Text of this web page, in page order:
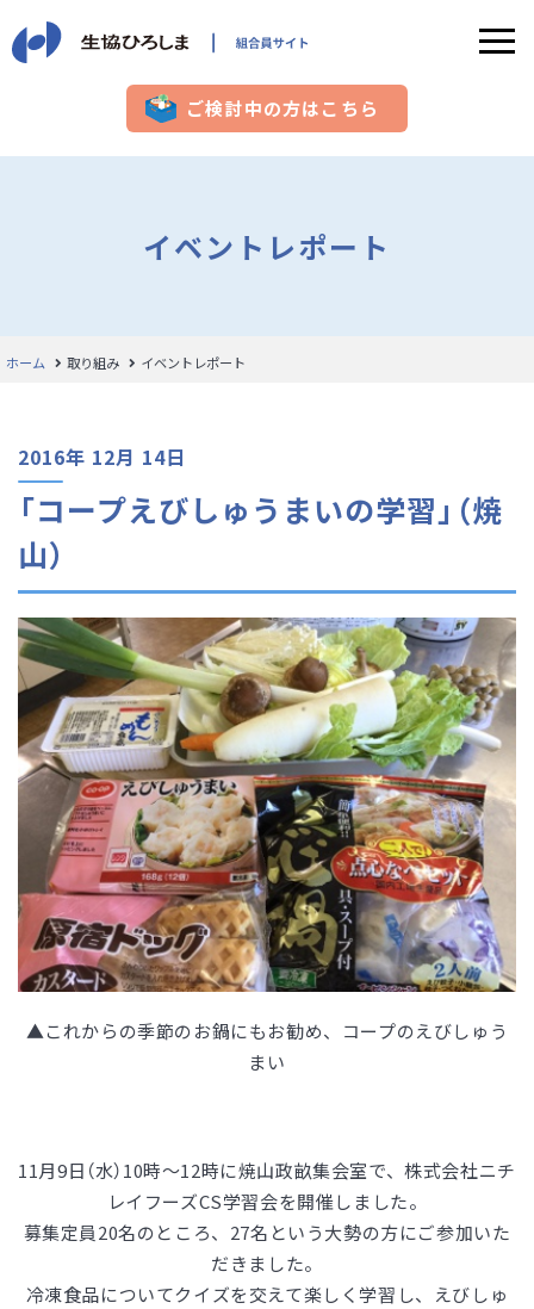
ご検討中の方はこちら
イベントレポート
ホーム 取り組み イベントレポート
2016年 12月 14日
「コープえびしゅうまいの学習」（焼
山）
▲これからの季節のお鍋にもお勧め、コープのえびしゅう
まい
11月9日（水）10時～12時に焼山政畝集会室で、株式会社ニチ
レイフーズCS学習会を開催しました。
募集定員20名のところ、27名という大勢の方にご参加いた
だきました。
冷凍食品についてクイズを交えて楽しく学習し、えびしゅ